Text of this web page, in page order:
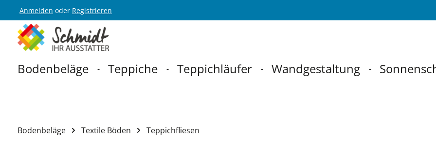
Hauptnavigation springen
Anmelden oder Registrieren
Bodenbeläge Teppiche Teppichläufer Wandgestaltung
Bodenbeläge Textile Böden Teppichfliesen